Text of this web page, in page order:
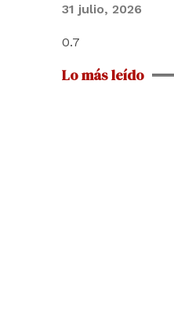
31 julio, 2026
Lo más leído